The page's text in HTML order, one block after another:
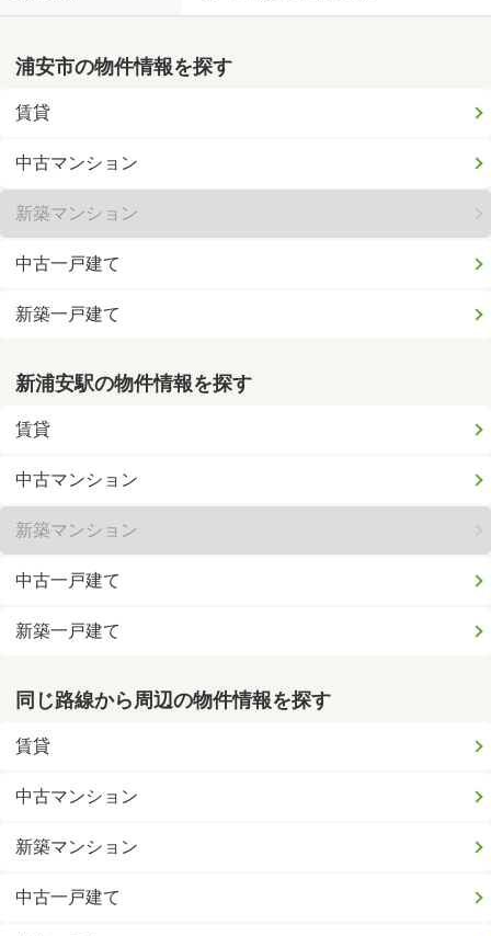
浦安市の物件情報を探す
賃貸
中古マンション
新築マンション
中古一戸建て
新築一戸建て
新浦安駅の物件情報を探す
賃貸
中古マンション
新築マンション
中古一戸建て
新築一戸建て
同じ路線から周辺の物件情報を探す
賃貸
中古マンション
新築マンション
中古一戸建て